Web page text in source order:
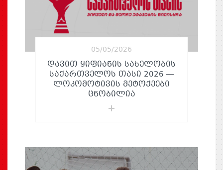
05/05/2026
ᲓᲐᲕᲘᲗ ᲧᲘᲤᲘᲐᲜᲘᲡ ᲡᲐᲮᲔᲚᲝᲑᲘᲡ
ᲡᲐᲥᲐᲠᲗᲕᲔᲚᲝᲡ ᲗᲐᲡᲘ 2026 —
ᲚᲝᲙᲝᲛᲝᲢᲘᲕᲘᲡ ᲛᲔᲢᲝᲥᲔᲔᲑᲘ
ᲪᲜᲝᲑᲘᲚᲘᲐ